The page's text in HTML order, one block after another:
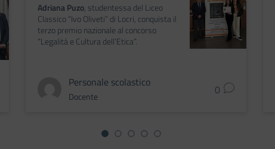
Adriana Puzo, studentessa del Liceo
Classico “Ivo Oliveti” di Locri, conquista il
terzo premio nazionale al concorso
“Legalità e Cultura dell’Etica”.
Personale scolastico
Docente 0